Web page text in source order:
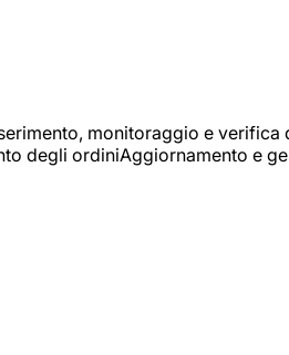
monitoraggio e
degli ordiniAggiornamento e